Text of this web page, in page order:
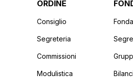
ORDINE
Consiglio
Segreteria
Commissioni
Modulistica